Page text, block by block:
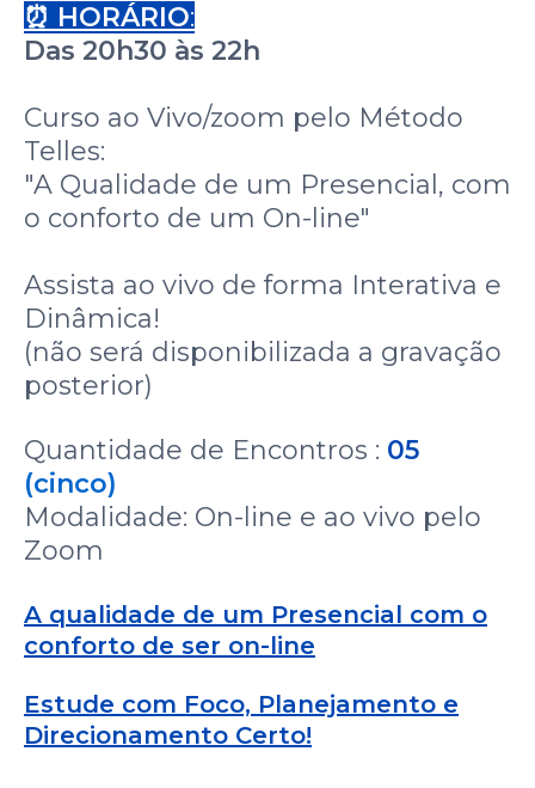
⏰ HORÁRIO:
Das 20h30 às 22h
Curso ao Vivo/zoom pelo Método
Telles:
"A Qualidade de um Presencial, com
o conforto de um On-line"
Assista ao vivo de forma Interativa e
Dinâmica!
(não será disponibilizada a gravação
posterior)
Quantidade de Encontros : 05
(cinco)
Modalidade: On-line e ao vivo pelo
Zoom
A qualidade de um Presencial com o
conforto de ser on-line
Estude com Foco, Planejamento e
Direcionamento Certo!